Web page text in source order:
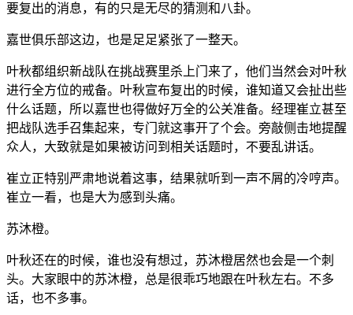
要复出的消息，有的只是无尽的猜测和八卦。
嘉世俱乐部这边，也是足足紧张了一整天。
叶秋都组织新战队在挑战赛里杀上门来了，他们当然会对叶秋
进行全方位的戒备。叶秋宣布复出的时候，谁知道又会扯出些
什么话题，所以嘉世也得做好万全的公关准备。经理崔立甚至
把战队选手召集起来，专门就这事开了个会。旁敲侧击地提醒
众人，大致就是如果被访问到相关话题时，不要乱讲话。
崔立正特别严肃地说着这事，结果就听到一声不屑的冷哼声。
崔立一看，也是大为感到头痛。
苏沐橙。
叶秋还在的时候，谁也没有想过，苏沐橙居然也会是一个刺
头。大家眼中的苏沐橙，总是很乖巧地跟在叶秋左右。不多
话，也不多事。